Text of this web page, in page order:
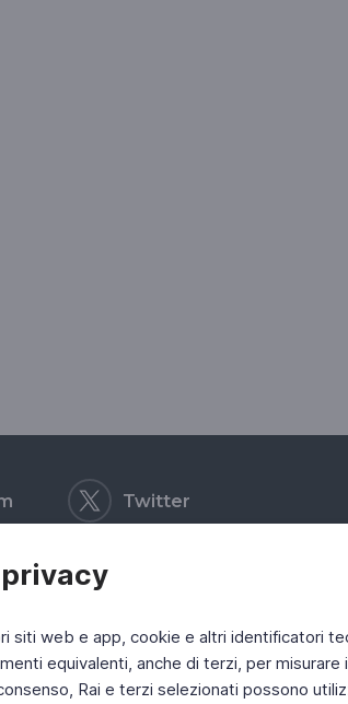
siti web e app, cookie e altri identificatori
equivalenti, anche di terzi, per
Rai e terzi selezionati possono
Twitter